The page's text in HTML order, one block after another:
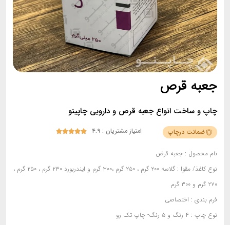
جعبه قرص
چاپ و ساخت انواع جعبه قرص و دارویی چاپینو
ضمانت درچاپ امتیاز مشتریان : ۴.۹ 




نام محصول :جعبه قرض
نوع کاغذ/ مقوا :
گلاسه ۲۰۰ گرم ، ۲۵۰ گرم ،۳۰۰ گرم و ایندربورد ۲۳۰ گرم ، ۲۵۰ گرم ،
فرم بندی: اختصاصی
نوع چاپ :۴ رنگ و ۵ رنگ- چاپ تک رو